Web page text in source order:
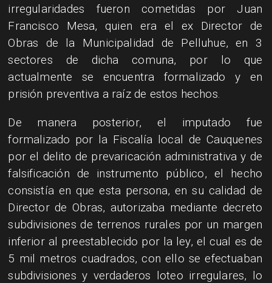
irregularidades fueron cometidas por Juan
Francisco Mesa, quien era el ex Director de
Obras de la Municipalidad de Pelluhue, en 3
sectores de dicha comuna, por lo que
actualmente se encuentra formalizado y en
prisión preventiva a raíz de estos hechos.
De manera posterior, el imputado fue
formalizado por la Fiscalía local de Cauquenes
por el delito de prevaricación administrativa y de
falsificación de instrumento público, el hecho
consistía en que esta persona, en su calidad de
Director de Obras, autorizaba mediante decreto
subdivisiones de terrenos rurales por un margen
inferior al preestablecido por la ley, el cual es de
5 mil metros cuadrados, con ello se efectuaban
subdivisiones y verdaderos loteo irregulares, lo